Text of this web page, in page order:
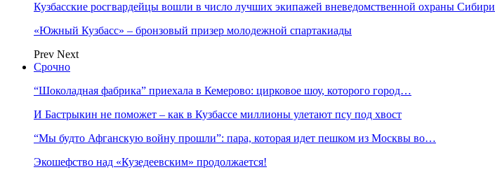
Кузбасские росгвардейцы вошли в число лучших экипажей вневедомственной охраны Сибири
«Южный Кузбасс» – бронзовый призер молодежной спартакиады
Prev Next
Срочно
“Шоколадная фабрика” приехала в Кемерово: цирковое шоу, которого город…
И Бастрыкин не поможет – как в Кузбассе миллионы улетают псу под хвост
“Мы будто Афганскую войну прошли”: пара, которая идет пешком из Москвы во…
Экошефство над «Кузедеевским» продолжается!